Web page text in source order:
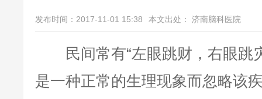
发布时间：2017-11-01 15:38 本文出处： 济南脑科医院
民间常有“左眼跳财，右眼跳
是一种正常的生理现象而忽略该